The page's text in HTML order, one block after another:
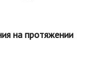
на протяжении